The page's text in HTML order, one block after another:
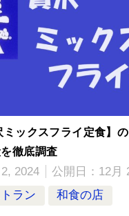
ミックスフライ定食】
徹底調査
2024 公開日： 12月
ラン
和食の店